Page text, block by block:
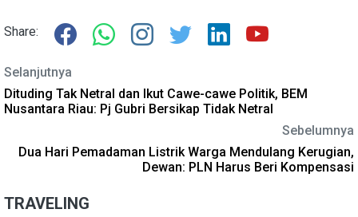
Share:
Selanjutnya
Dituding Tak Netral dan Ikut Cawe-cawe Politik, BEM
Nusantara Riau: Pj Gubri Bersikap Tidak Netral
Sebelumnya
Dua Hari Pemadaman Listrik Warga Mendulang Kerugian,
Dewan: PLN Harus Beri Kompensasi
TRAVELING